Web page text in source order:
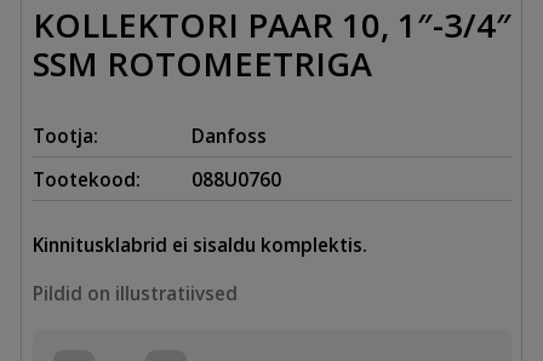
KOLLEKTORI PAAR 10, 1″-3/4″
SSM ROTOMEETRIGA
Tootja:
Danfoss
Tootekood:
088U0760
Kinnitusklabrid ei sisaldu komplektis.
Pildid on illustratiivsed